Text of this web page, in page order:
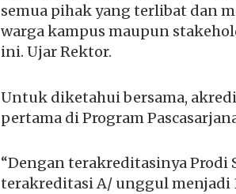
semua pihak yang terlibat dan
warga kampus maupun
ini. Ujar Rektor.
Untuk diketahui bersama,
pertama di Program
“Dengan terakreditasinya Prodi
terakreditasi A/ unggul